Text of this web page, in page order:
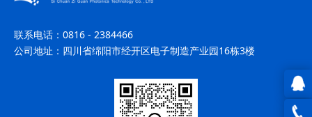
QQ在
联系电话： 0816 - 2384466
公司地址： 四川省绵阳市经开区电子制造产业园16栋3楼